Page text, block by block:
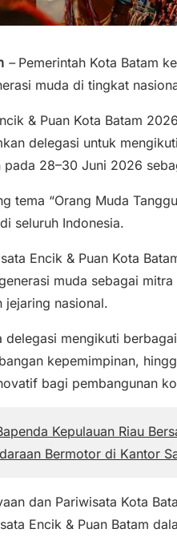
–Pemerintah Kota Batam
muda di tingkat
& Puan Kota Batam
delegasi untuk
28–30 Juni 2026
tema “Orang Muda
seluruh Indonesia.
Encik & Puan Kota
muda sebagai
jejaring nasional.
delegasi mengikuti
kepemimpinan,
bagi pembangunan
Kepulauan Riau
Bermotor di Kantor
dan Pariwisata Kota
Encik & Puan Batam